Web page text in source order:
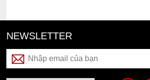
NEWSLETTER